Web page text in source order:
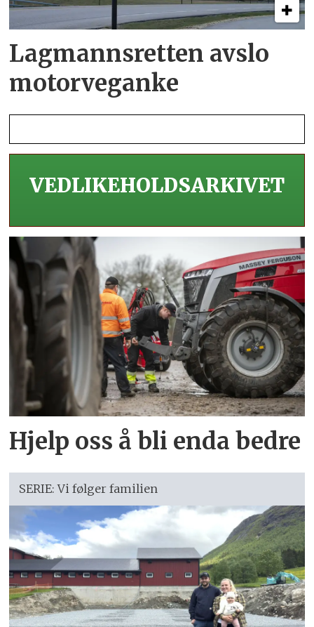
Lagmannsretten avslo
motorveganke
VEDLIKEHOLDS­ARKIVET
Hjelp oss å bli enda bedre
SERIE: Vi følger familien